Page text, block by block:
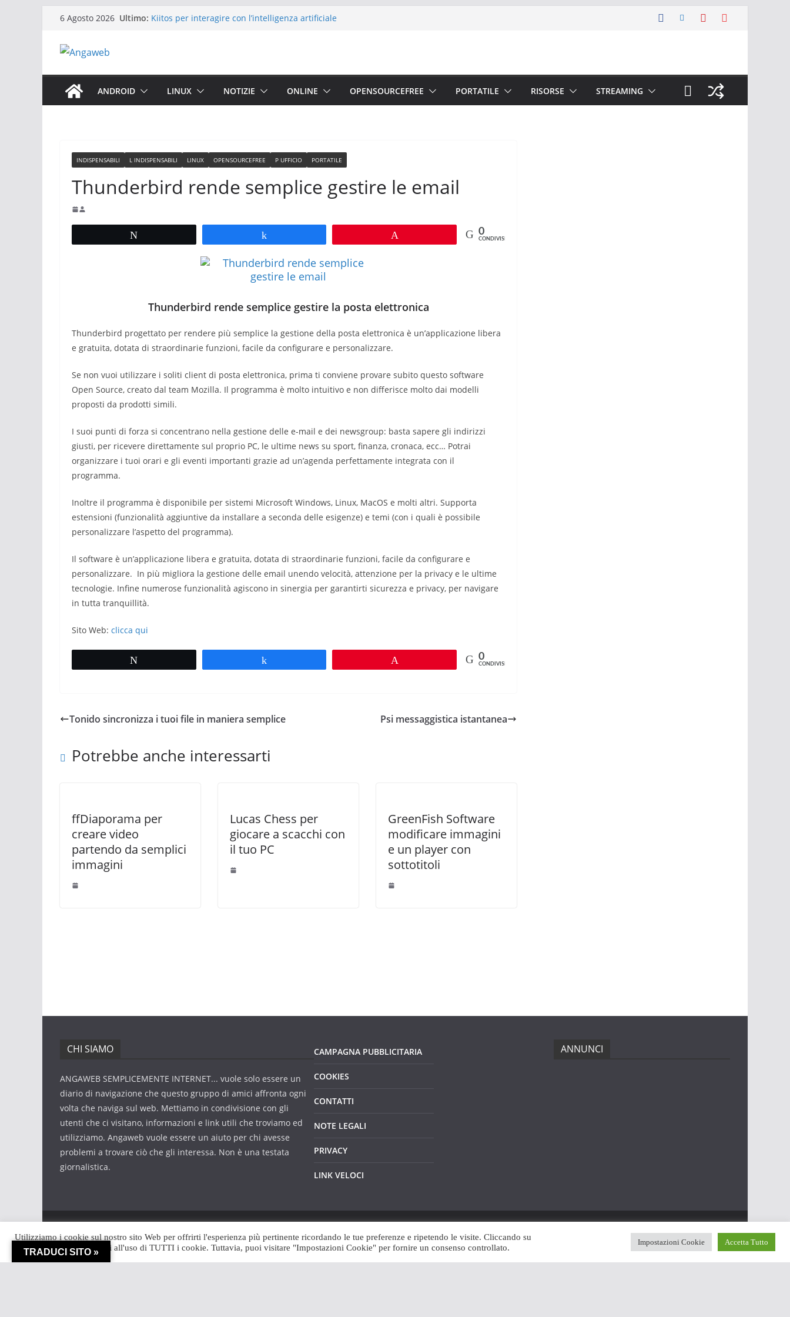
Salta
contenuto
6 Agosto 2026 Ultimo: Kiitos per interagire con l’intelligenza artificiale
Cloud
The True Size confrontare le dimensioni reali dei paesi del
ANDROID LINUX NOTIZIE ONLINE OPENSOURCEFREE PORTATILE RISORSE STREAMING
INDISPENSABILI L INDISPENSABILI LINUX OPENSOURCEFREE P UFFICIO PORTATILE
Thunderbird rende semplice gestire le email
0
CONDIVISIONI
Thunderbird rende semplice gestire la posta elettronica
Thunderbird progettato per rendere più semplice la gestione della posta elettronica è un’applicazione libera
e gratuita, dotata di straordinarie funzioni, facile da configurare e personalizzare.
Se non vuoi utilizzare i soliti client di posta elettronica, prima ti conviene provare subito questo software
Open Source, creato dal team Mozilla. Il programma è molto intuitivo e non differisce molto dai modelli
proposti da prodotti simili.
I suoi punti di forza si concentrano nella gestione delle e-mail e dei newsgroup: basta sapere gli indirizzi
giusti, per ricevere direttamente sul proprio PC, le ultime news su sport, finanza, cronaca, ecc… Potrai
organizzare i tuoi orari e gli eventi importanti grazie ad un’agenda perfettamente integrata con il
programma.
Inoltre il programma è disponibile per sistemi Microsoft Windows, Linux, MacOS e molti altri. Supporta
estensioni (funzionalità aggiuntive da installare a seconda delle esigenze) e temi (con i quali è possibile
personalizzare l’aspetto del programma).
Il software è un’applicazione libera e gratuita, dotata di straordinarie funzioni, facile da configurare e
personalizzare. In più migliora la gestione delle email unendo velocità, attenzione per la privacy e le ultime
tecnologie. Infine numerose funzionalità agiscono in sinergia per garantirti sicurezza e privacy, per navigare
in tutta tranquillità.
Sito Web: clicca qui
0
CONDIVISIONI
Tonido sincronizza i tuoi file in maniera semplice Psi messaggistica istantanea
Potrebbe anche interessarti
ffDiaporama per
creare video
partendo da semplici
immagini
Lucas Chess per
giocare a scacchi con
il tuo PC
GreenFish Software
modificare immagini
e un player con
sottotitoli
CHI SIAMO
ANGAWEB SEMPLICEMENTE INTERNET... vuole solo essere un
diario di navigazione che questo gruppo di amici affronta ogni
volta che naviga sul web. Mettiamo in condivisione con gli
utenti che ci visitano, informazioni e link utili che troviamo ed
utilizziamo. Angaweb vuole essere un aiuto per chi avesse
problemi a trovare ciò che gli interessa. Non è una testata
giornalistica.
CAMPAGNA PUBBLICITARIA
COOKIES
CONTATTI
NOTE LEGALI
PRIVACY
LINK VELOCI
ANNUNCI
Copyright © 2026 Angaweb
. Tutti i diritti riservati.
Tema:ColorMagdi ThemeGrill. Powered byWordPress.
Utilizziamo i cookie sul nostro sito Web per offrirti l'esperienza più pertinente ricordando le tue preferenze e ripetendo le visite. Cliccando su
"Accetta tutto", acconsenti all'uso di TUTTI i cookie. Tuttavia, puoi visitare "Impostazioni Cookie" per fornire un consenso controllato.
Impostazioni Cookie Accetta Tutto
TRADUCI SITO »